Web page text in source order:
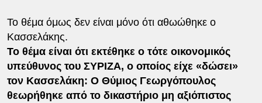
Το θέμα όμως δεν είναι μόνο ότι αθωώθηκε ο
Κασσελάκης.
Το θέμα είναι ότι εκτέθηκε ο τότε οικονομικός
υπεύθυνος του ΣΥΡΙΖΑ, ο οποίος είχε «δώσει»
τον Κασσελάκη: Ο Θύμιος Γεωργόπουλος
θεωρήθηκε από το δικαστήριο μη αξιόπιστος